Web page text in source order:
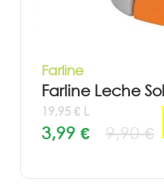
Farline
Farline Leche
19,95 € L
3,99 € 9,90 €